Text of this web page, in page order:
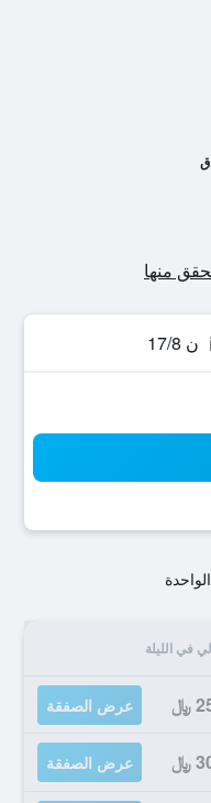
ن 17/8
في الليلة
﷼ عرض الصفقة
﷼ عرض الصفقة